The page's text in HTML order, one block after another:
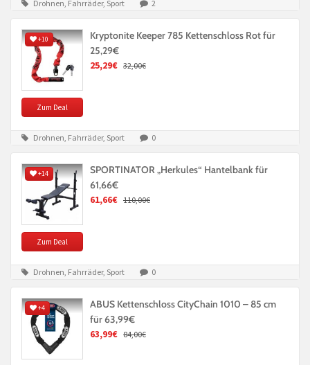
Drohnen, Fahrräder, Sport 2
+10
Zum Deal
Kryptonite Keeper 785 Kettenschloss Rot für
25,29€
25,29€ 32,00€
Drohnen, Fahrräder, Sport 0
+14
Zum Deal
SPORTINATOR „Herkules“ Hantelbank für
61,66€
61,66€ 110,00€
Drohnen, Fahrräder, Sport 0
+4
ABUS Kettenschloss CityChain 1010 – 85 cm
für 63,99€
63,99€ 84,00€